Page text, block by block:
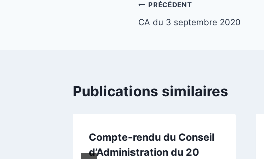
PRÉCÉDENT
CA du 3 septembre 2020
Publications similaires
Compte-rendu du Conseil
d’Administration du 20